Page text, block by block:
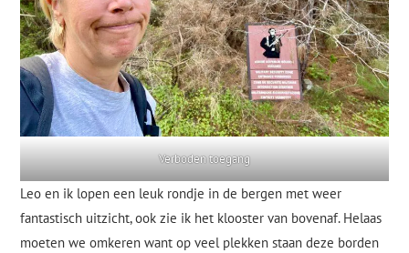
Verboden toegang
Leo en ik lopen een leuk rondje in de bergen met weer
fantastisch uitzicht, ook zie ik het klooster van bovenaf. Helaas
moeten we omkeren want op veel plekken staan deze borden